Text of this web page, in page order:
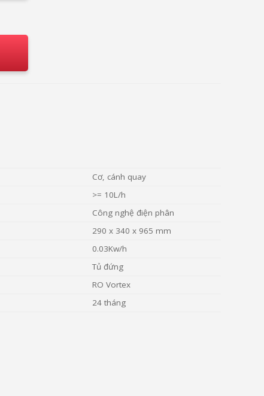
Cơ, cánh quay
>= 10L/h
Công nghệ điện phân
290 x 340 x 965 mm
0.03Kw/h
Tủ đứng
RO Vortex
24 tháng